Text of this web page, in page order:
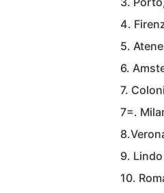
4.
5.
6.
7.
7=.
9.
10.